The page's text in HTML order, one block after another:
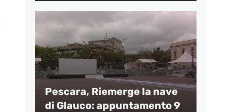
Pescara, Riemerge la nave
di Glauco: appuntamento 9